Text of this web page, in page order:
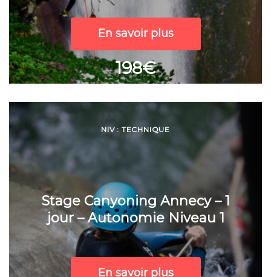
En savoir plus
198€
NIV : TECHNIQUE
Stage Canyoning Annecy – 1
jour – Autonomie Niveau 1
En savoir plus